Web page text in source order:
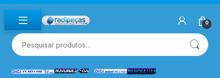
Skip to navigation
Skip to content
0
Pesquisar por: